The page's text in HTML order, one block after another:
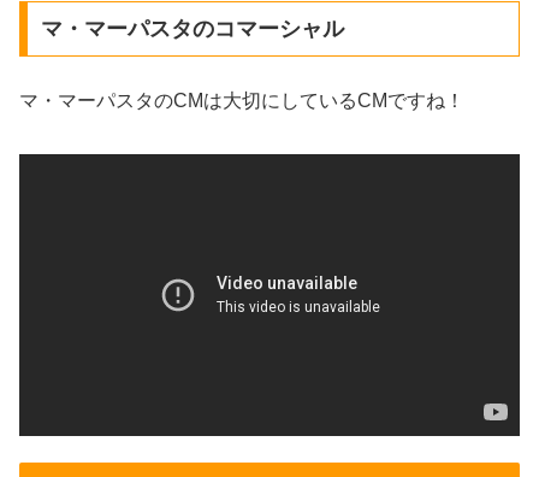
マ・マーパスタのコマーシャル
マ・マーパスタのCMは大切にしているCMですね！